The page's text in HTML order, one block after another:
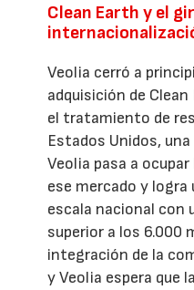
Clean Earth y el
Veolia cerró a
adquisición de
el tratamiento de
Estados Unidos,
Veolia pasa a
ese mercado y logra
escala nacional con
superior a los 6.000
integración de la
y Veolia espera que